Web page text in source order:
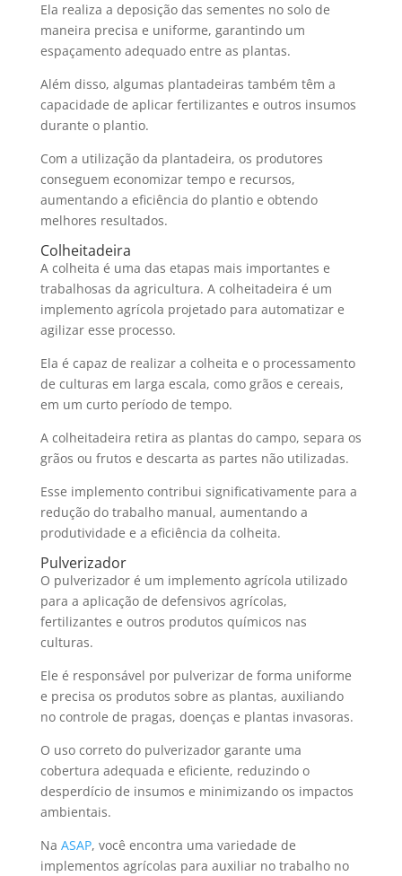
Ela realiza a deposição das sementes no solo de
maneira precisa e uniforme, garantindo um
espaçamento adequado entre as plantas.
Além disso, algumas plantadeiras também têm a
capacidade de aplicar fertilizantes e outros insumos
durante o plantio.
Com a utilização da plantadeira, os produtores
conseguem economizar tempo e recursos,
aumentando a eficiência do plantio e obtendo
melhores resultados.
Colheitadeira
A colheita é uma das etapas mais importantes e
trabalhosas da agricultura. A colheitadeira é um
implemento agrícola projetado para automatizar e
agilizar esse processo.
Ela é capaz de realizar a colheita e o processamento
de culturas em larga escala, como grãos e cereais,
em um curto período de tempo.
A colheitadeira retira as plantas do campo, separa os
grãos ou frutos e descarta as partes não utilizadas.
Esse implemento contribui significativamente para a
redução do trabalho manual, aumentando a
produtividade e a eficiência da colheita.
Pulverizador
O pulverizador é um implemento agrícola utilizado
para a aplicação de defensivos agrícolas,
fertilizantes e outros produtos químicos nas
culturas.
Ele é responsável por pulverizar de forma uniforme
e precisa os produtos sobre as plantas, auxiliando
no controle de pragas, doenças e plantas invasoras.
O uso correto do pulverizador garante uma
cobertura adequada e eficiente, reduzindo o
desperdício de insumos e minimizando os impactos
ambientais.
Na ASAP, você encontra uma variedade de
implementos agrícolas para auxiliar no trabalho no